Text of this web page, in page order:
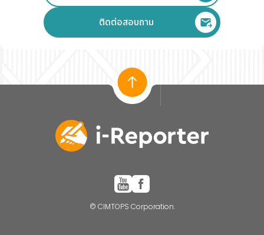
ติดต่อสอบถาม
© CIMTOPS Corporation.